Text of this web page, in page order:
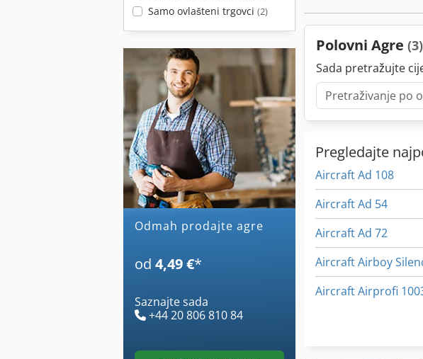
Samo ovlašteni trgovci (2)
Odmah prodajte agre
od 4,49 €*
Saznajte sada
+44 20 806 810 84
Polovni Agre (3)
Sada pretražujte
Pregledajte
Aircraft Ad 108
Aircraft Ad 54
Aircraft Ad 72